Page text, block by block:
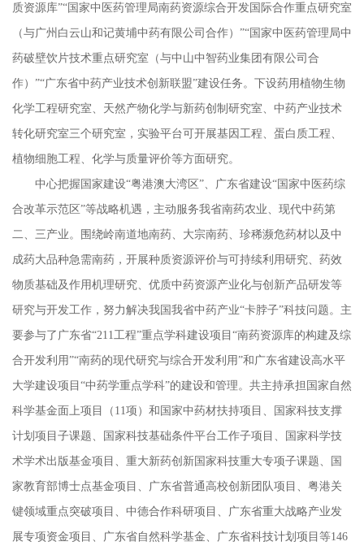
质资源库”“国家中医药管理局南药资源综合开发国际合作重点研究室
（与广州白云山和记黄埔中药有限公司合作）”“国家中医药管理局中
药破壁饮片技术重点研究室（与中山中智药业集团有限公司合
作）”“广东省中药产业技术创新联盟”建设任务。下设药用植物生物
化学工程研究室、天然产物化学与新药创制研究室、中药产业技术
转化研究室三个研究室，实验平台可开展基因工程、蛋白质工程、
植物细胞工程、化学与质量评价等方面研究。
中心把握国家建设“粤港澳大湾区”、广东省建设“国家中医药综
合改革示范区”等战略机遇，主动服务我省南药农业、现代中药第
二、三产业。围绕岭南道地南药、大宗南药、珍稀濒危药材以及中
成药大品种急需南药，开展种质资源评价与可持续利用研究、药效
物质基础及作用机理研究、优质中药资源产业化与创新产品研发等
研究与开发工作，努力解决我国我省中药产业“卡脖子”科技问题。主
要参与了广东省“211工程”重点学科建设项目“南药资源库的构建及综
合开发利用”“南药的现代研究与综合开发利用”和广东省建设高水平
大学建设项目“中药学重点学科”的建设和管理。共主持承担国家自然
科学基金面上项目（11项）和国家中药材扶持项目、国家科技支撑
计划项目子课题、国家科技基础条件平台工作子项目、国家科学技
术学术出版基金项目、重大新药创新国家科技重大专项子课题、国
家教育部博士点基金项目、广东省普通高校创新团队项目、粤港关
键领域重点突破项目、中德合作科研项目、广东省重大战略产业发
展专项资金项目、广东省自然科学基金、广东省科技计划项目等146